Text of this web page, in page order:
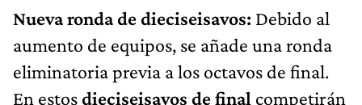
Nueva ronda de dieciseisavos: Debido al
aumento de equipos, se añade una ronda
eliminatoria previa a los octavos de final.
En estosdieciseisavos de final competirán